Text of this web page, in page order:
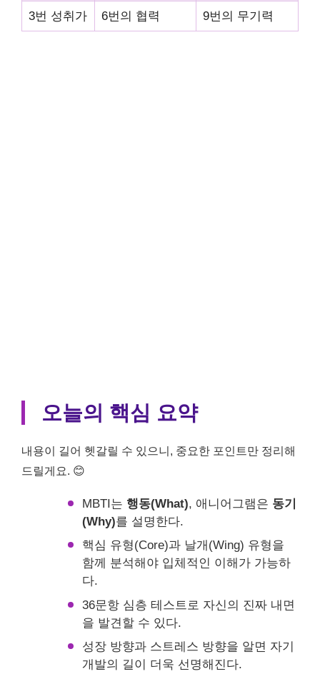
3번 성취가 6번의 협력 9번의 무기력
오늘의 핵심 요약
내용이 길어 헷갈릴 수 있으니, 중요한 포인트만 정리해
드릴게요. 😊
MBTI는 행동(What), 애니어그램은 동기
(Why)를 설명한다.
핵심 유형(Core)과 날개(Wing) 유형을
함께 분석해야 입체적인 이해가 가능하
다.
36문항 심층 테스트로 자신의 진짜 내면
을 발견할 수 있다.
성장 방향과 스트레스 방향을 알면 자기
개발의 길이 더욱 선명해진다.